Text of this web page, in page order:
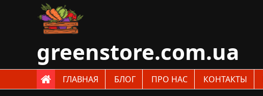
greenstore.com.ua
ГЛАВНАЯ БЛОГ ПРО НАС КОНТАКТЫ